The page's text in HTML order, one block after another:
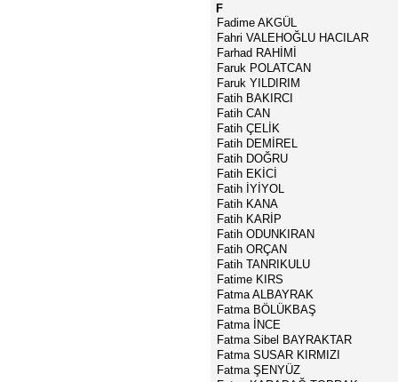
F
Fadime AKGÜL
Fahri VALEHOĞLU HACILAR
Farhad RAHİMİ
Faruk POLATCAN
Faruk YILDIRIM
Fatih BAKIRCI
Fatih CAN
Fatih ÇELİK
Fatih DEMİREL
Fatih DOĞRU
Fatih EKİCİ
Fatih İYİYOL
Fatih KANA
Fatih KARİP
Fatih ODUNKIRAN
Fatih ORÇAN
Fatih TANRIKULU
Fatime KIRS
Fatma ALBAYRAK
Fatma BÖLÜKBAŞ
Fatma İNCE
Fatma Sibel BAYRAKTAR
Fatma SUSAR KIRMIZI
Fatma ŞENYÜZ